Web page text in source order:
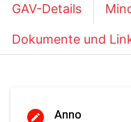
GAV-Details
Dokumente und
Anno